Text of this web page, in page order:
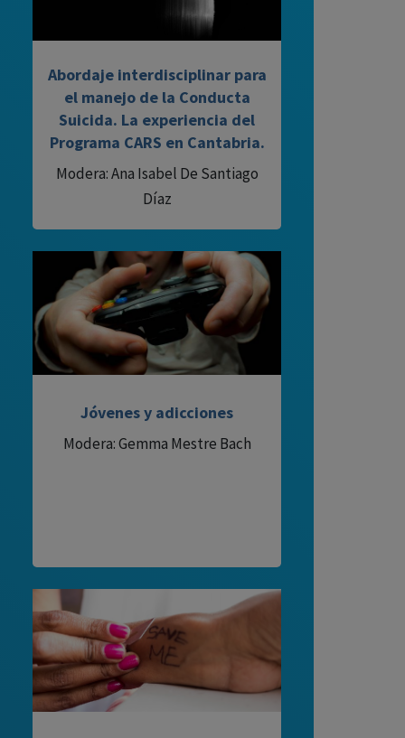
Abordaje interdisciplinar para
el manejo de la Conducta
Suicida. La experiencia del
Programa CARS en Cantabria.
Modera: Ana Isabel De Santiago
Díaz
Jóvenes y adicciones
Modera: Gemma Mestre Bach